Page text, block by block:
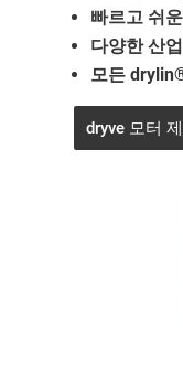
빠르고 쉬
다양한 산
모든
dryve 모터